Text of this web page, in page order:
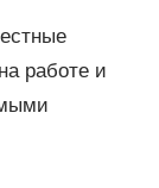
работе и